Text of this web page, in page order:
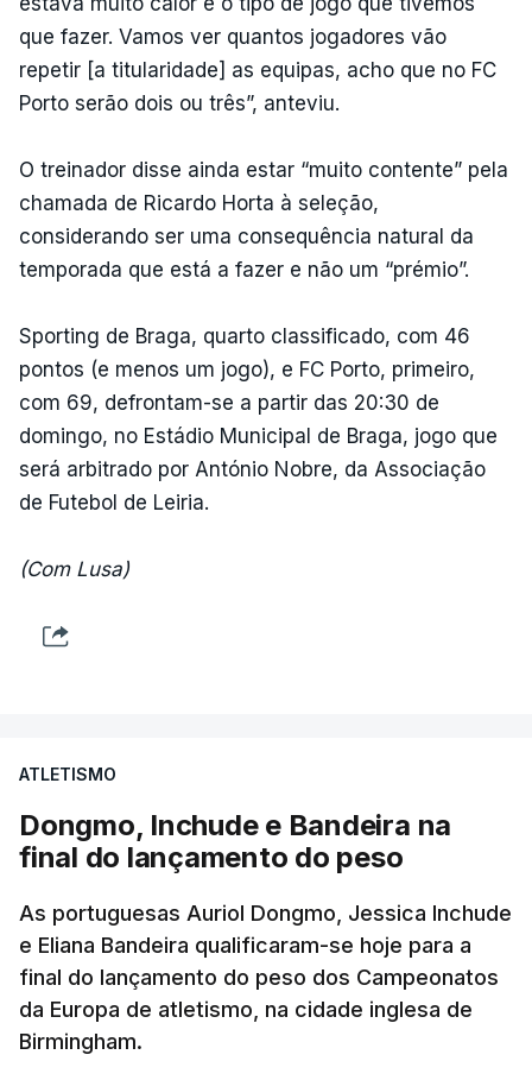
que fazer. Vamos ver quantos jogadores vão
repetir [a titularidade] as equipas, acho que no FC
Porto serão dois ou três”, anteviu.
O treinador disse ainda estar “muito contente” pela
chamada de Ricardo Horta à seleção,
considerando ser uma consequência natural da
temporada que está a fazer e não um “prémio”.
Sporting de Braga, quarto classificado, com 46
pontos (e menos um jogo), e FC Porto, primeiro,
com 69, defrontam-se a partir das 20:30 de
domingo, no Estádio Municipal de Braga, jogo que
será arbitrado por António Nobre, da Associação
de Futebol de Leiria.
(Com Lusa)
ATLETISMO
Dongmo, Inchude e Bandeira na
final do lançamento do peso
As portuguesas Auriol Dongmo, Jessica Inchude
e Eliana Bandeira qualificaram-se hoje para a
final do lançamento do peso dos Campeonatos
da Europa de atletismo, na cidade inglesa de
Birmingham.